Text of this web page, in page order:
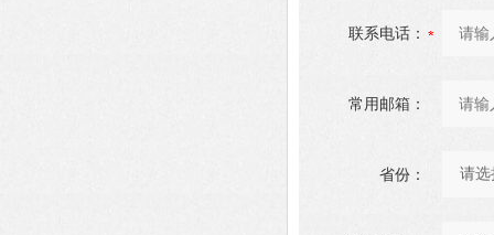
联系电话：
常用邮箱：
省份：